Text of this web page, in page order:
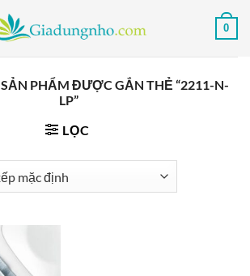
0
SẢN PHẨM ĐƯỢC GẮN THẺ “2211-N-
LP”
LỌC